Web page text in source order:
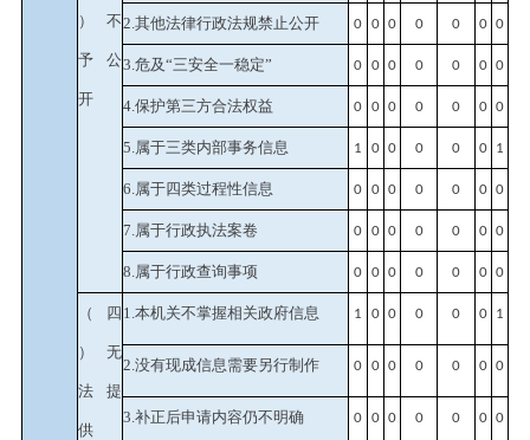
）不
予公
开
2.其他法律行政法规禁止公开 0 0 0 0 0 0 0
3.危及“三安全一稳定” 0 0 0 0 0 0 0
4.保护第三方合法权益 0 0 0 0 0 0 0
5.属于三类内部事务信息 1 0 0 0 0 0 1
6.属于四类过程性信息 0 0 0 0 0 0 0
7.属于行政执法案卷 0 0 0 0 0 0 0
8.属于行政查询事项 0 0 0 0 0 0 0
（四
）无
法提
供
1.本机关不掌握相关政府信息 1 0 0 0 0 0 1
2.没有现成信息需要另行制作 0 0 0 0 0 0 0
3.补正后申请内容仍不明确 0 0 0 0 0 0 0